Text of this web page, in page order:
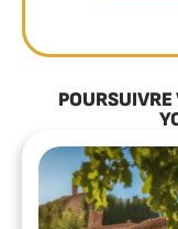
POURSUIVRE